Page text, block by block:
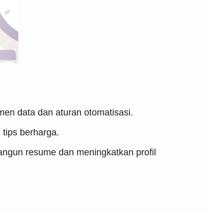
data dan aturan otomatisasi.
berharga.
resume dan meningkatkan profil